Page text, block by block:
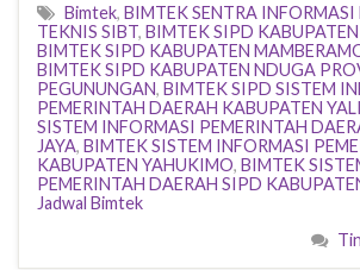
Bimtek, BIMTEK SENTRA
TEKNIS SIBT, BIMTEK SIPD
BIMTEK SIPD KABUPATEN
BIMTEK SIPD KABUPATEN NDUGA
PEGUNUNGAN, BIMTEK SIPD SISTEM
PEMERINTAH DAERAH KABUPATEN
SISTEM INFORMASI PEMERINTAH
JAYA, BIMTEK SISTEM INFORMASI
KABUPATEN YAHUKIMO, BIMTEK
PEMERINTAH DAERAH SIPD
Jadwal Bimtek